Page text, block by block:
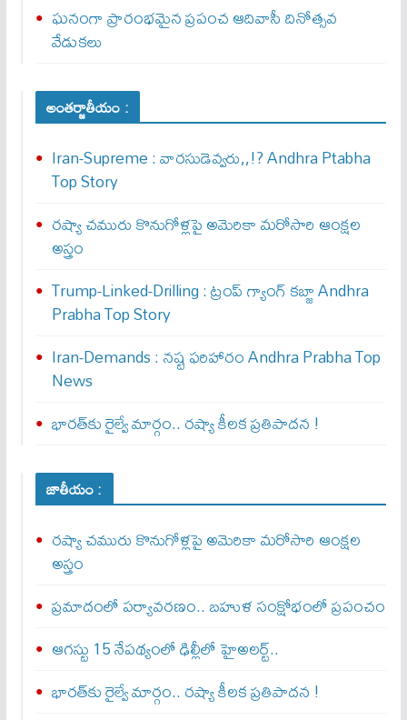
ఘనంగా ప్రారంభమైన ప్రపంచ ఆదివాసీ దినోత్సవ
వేడుకలు
అంతర్జాతీయం :
Iran-Supreme : వార‌సుడెవ్వ‌రు,,!? Andhra Ptabha
Top Story
రష్యా చమురు కొనుగోళ్లపై అమెరికా మరోసారి ఆంక్షల
అస్త్రం
Trump-Linked-Drilling : ట్రంప్ గ్యాంగ్ క‌బ్జా Andhra
Prabha Top Story
Iran-Demands : న‌ష్ట ఫ‌రిహారం Andhra Prabha Top
News
భారత్‌కు రైల్వే మార్గం.. రష్యా కీలక ప్రతిపాదన !
జాతీయం :
రష్యా చమురు కొనుగోళ్లపై అమెరికా మరోసారి ఆంక్షల
అస్త్రం
ప్రమాదంలో పర్యావరణం.. బహుళ సంక్షోభంలో ప్రపంచం
ఆగస్టు 15 నేపథ్యంలో ఢిల్లీలో హైఅలర్ట్..
భారత్‌కు రైల్వే మార్గం.. రష్యా కీలక ప్రతిపాదన !